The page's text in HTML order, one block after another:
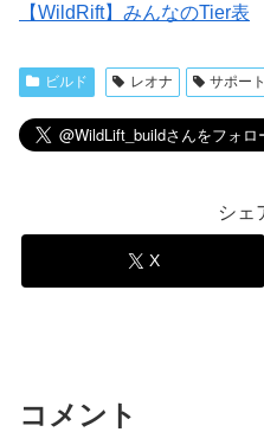
【WildRift】みんなのTier表
ビルド レオナ サポート
シェ
X
コメント